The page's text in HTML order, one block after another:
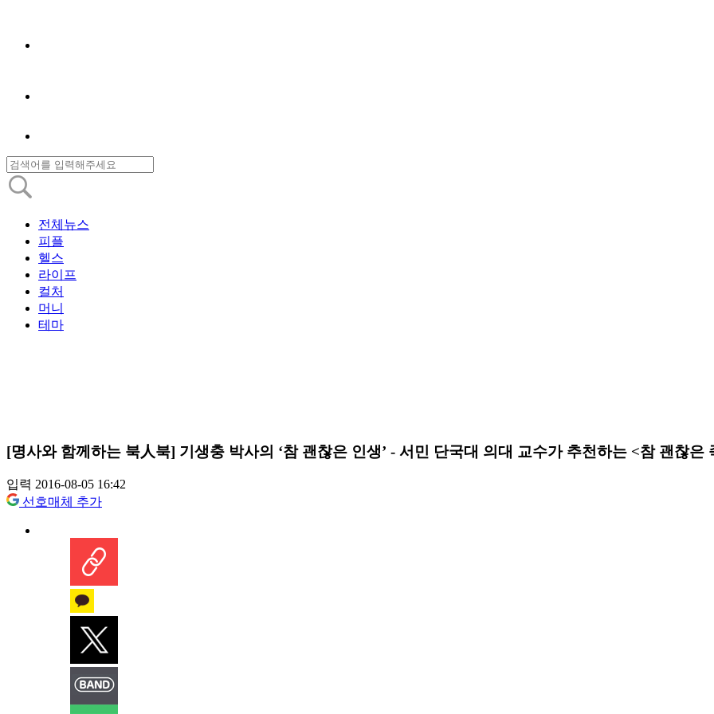
전체뉴스
피플
헬스
라이프
컬처
머니
테마
[명사와 함께하는 북人북] 기생충 박사의 ‘참 괜찮은 인생’ - 서민 단국대 의대 교수가 추천하는 <참 괜찮은
입력 2016-08-05 16:42
선호매체 추가